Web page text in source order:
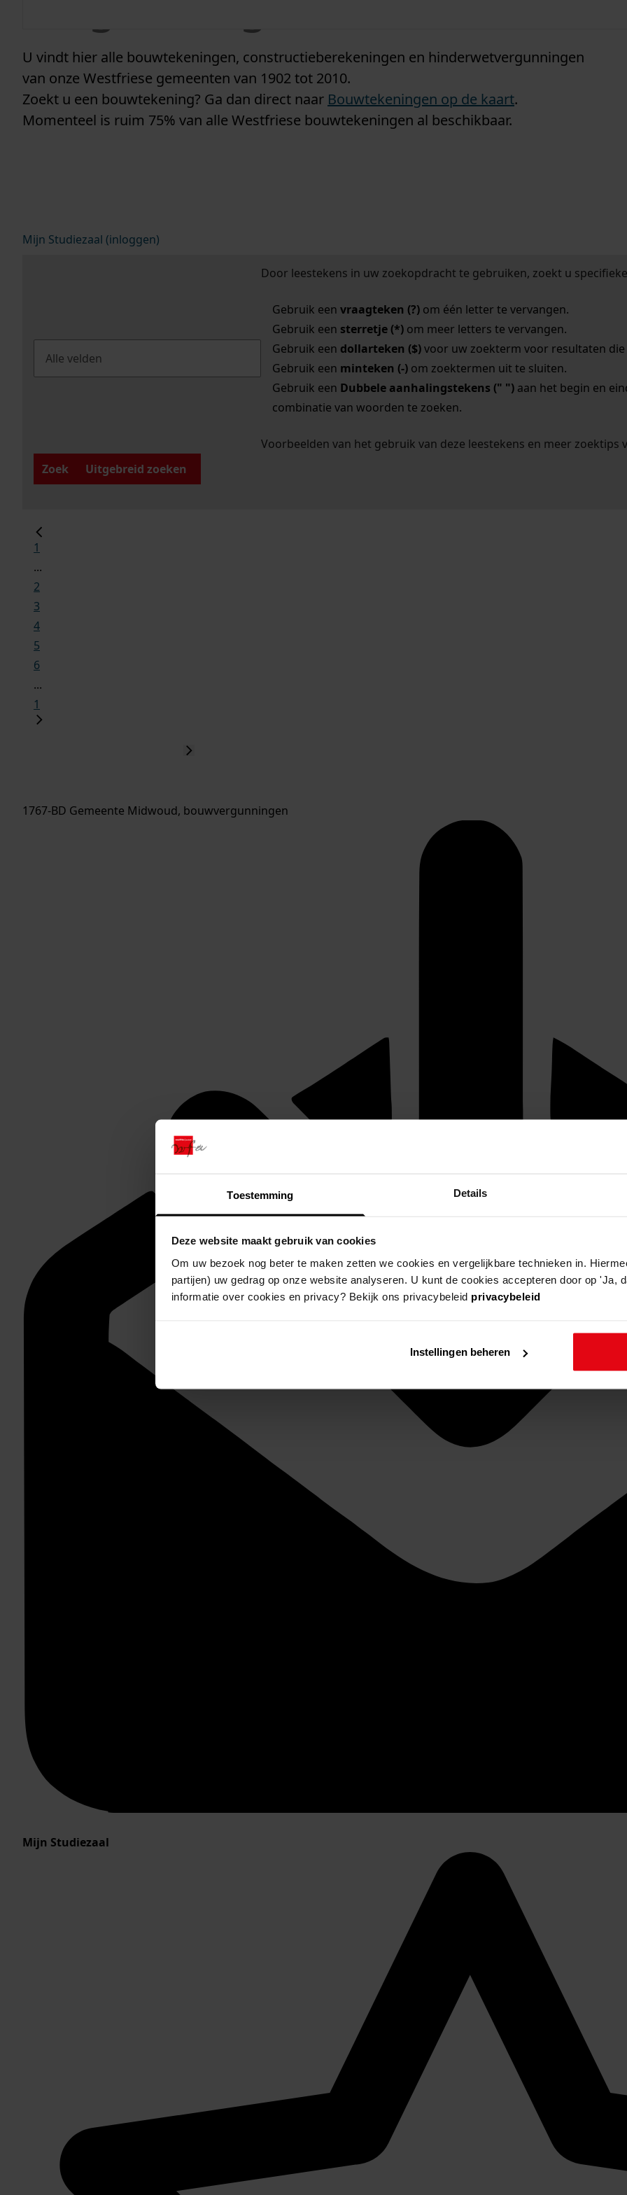
Toestemming Details
Deze website maakt gebruik van cookies
Om uw bezoek nog beter te maken zetten we cookies en vergelijkbare technieken in.
partijen) uw gedrag op onze website analyseren. U kunt de cookies accepteren door op 'Ja,
informatie over cookies en privacy? Bekijk ons privacybeleid privacybeleid
Instellingen beheren
U vindt hier alle bouwtekeningen, constructieberekeningen en hinderwetvergunningen
van onze Westfriese gemeenten van 1902 tot 2010.
Zoekt u een bouwtekening? Ga dan direct naar Bouwtekeningen op de kaart.
Momenteel is ruim 75% van alle Westfriese bouwtekeningen al beschikbaar.
Mijn Studiezaal (inloggen)
Door leestekens in uw zoekopdracht te gebruiken, zoekt u
Gebruik een vraagteken (?)om één letter te vervangen.
Gebruik een sterretje (*)om meer letters te vervangen.
Gebruik een dollarteken ($)voor uw zoekterm voor resultaten die
Gebruik een minteken (-)om zoektermen uit te sluiten.
Gebruik een Dubbele aanhalingstekens (" ")aan het begin en
combinatie van woorden te zoeken.
Voorbeelden van het gebruik van deze leestekens en meer zoektips
Zoek
Uitgebreid zoeken
1
...
2
3
4
5
6
...
1
1767-BD Gemeente Midwoud, bouwvergunningen
Mijn Studiezaal